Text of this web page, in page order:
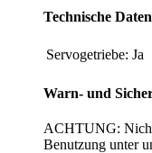
Technische Daten
Servogetriebe: Ja
Warn- und
ACHTUNG:
Benutzung unter